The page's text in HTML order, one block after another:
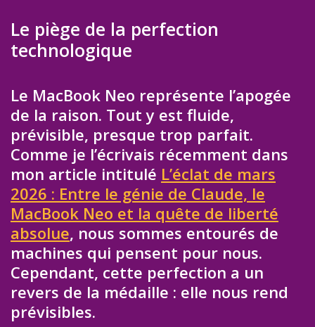
Le piège de la perfection
technologique
Le MacBook Neo représente l’apogée
de la raison. Tout y est fluide,
prévisible, presque trop parfait.
Comme je l’écrivais récemment dans
mon article intitulé L’éclat de mars
2026 : Entre le génie de Claude, le
MacBook Neo et la quête de liberté
absolue, nous sommes entourés de
machines qui pensent pour nous.
Cependant, cette perfection a un
revers de la médaille : elle nous rend
prévisibles.